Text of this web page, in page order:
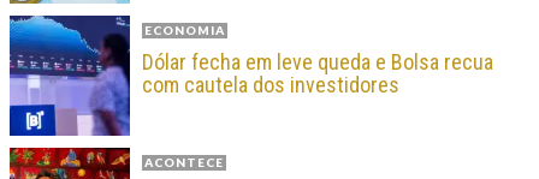
ECONOMIA
Dólar fecha em leve queda e Bolsa recua
com cautela dos investidores
ACONTECE